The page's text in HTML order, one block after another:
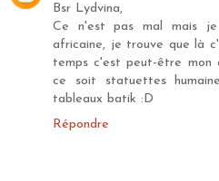
Bsr Lydvina,
Ce n'est pas mal mais
africaine, je trouve que là
temps c'est peut-être mon
ce soit statuettes
tableaux batik :D
Répondre